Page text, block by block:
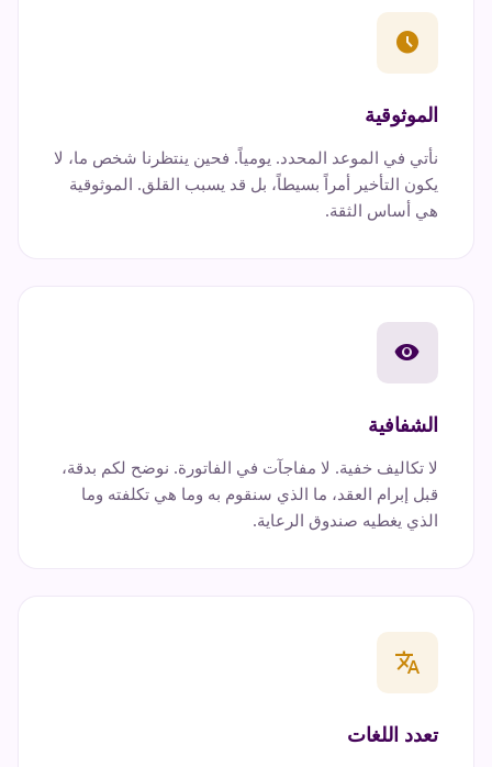
schedule
الموثوقية
نأتي في الموعد المحدد. يومياً. فحين ينتظرنا شخص ما، لا
يكون التأخير أمراً بسيطاً، بل قد يسبب القلق. الموثوقية
هي أساس الثقة.
visibility
الشفافية
لا تكاليف خفية. لا مفاجآت في الفاتورة. نوضح لكم بدقة،
قبل إبرام العقد، ما الذي سنقوم به وما هي تكلفته وما
الذي يغطيه صندوق الرعاية.
translate
تعدد اللغات